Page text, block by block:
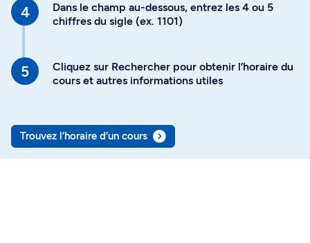
Dans le champ au-dessous, entrez les 4 ou 5
chiffres du sigle (ex. 1101)
Cliquez sur Rechercher pour obtenir l’horaire du
cours et autres informations utiles
Trouvez l’horaire d’un cours